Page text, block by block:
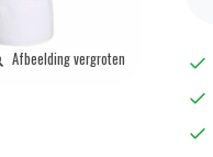
Afbeelding vergroten